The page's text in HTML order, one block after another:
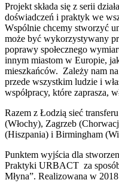
Projekt składa się z serii
doświadczeń i praktyk we
Wspólnie chcemy stworzyć
może być wykorzystywany
poprawy społecznego
innym miastom w Europie,
mieszkańców. Zależy nam
przede wszystkim ludzie i
współpracy, które zaprasza,
Razem z Łodzią sieć
(Włochy), Zagrzeb
(Hiszpania) i Birmingham
Punktem wyjścia dla
Praktyki URBACT za
Młyna”. Realizowana w